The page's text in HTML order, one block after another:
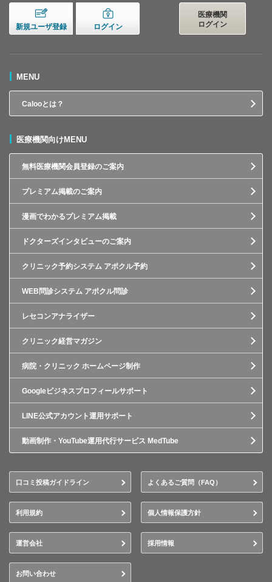
新規ユーザ登録 ログイン
医療機関
ログイン
MENU
Calooとは？
医療機関向けMENU
無料医療機関会員登録のご案内
プレミアム掲載のご案内
漫画でわかるプレミアム掲載
ドクターズインタビューのご案内
クリニック予約システム アポクル予約
WEB問診システム アポクル問診
レセコンアナライザー
クリニック経営マガジン
病院・クリニック ホームページ制作
Googleビジネスプロフィールサポート
LINE公式アカウント運用サポート
動画制作・YouTube運用代行サービス MedTube
口コミ投稿ガイドライン よくあるご質問（FAQ）
利用規約 個人情報保護方針
運営会社 採用情報
お問い合わせ